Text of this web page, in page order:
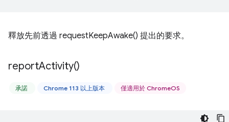
釋放先前透過 requestKeepAwake() 提出的要求。
reportActivity()
承諾 Chrome 113 以上版本 僅適用於 ChromeOS